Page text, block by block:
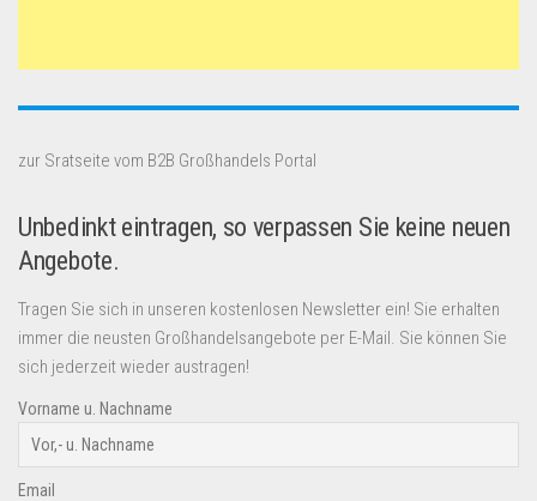
zur Sratseite vom B2B Großhandels Portal
Unbedinkt eintragen, so verpassen Sie keine neuen
Angebote.
Tragen Sie sich in unseren kostenlosen Newsletter ein! Sie erhalten
immer die neusten Großhandelsangebote per E-Mail. Sie können Sie
sich jederzeit wieder austragen!
Vorname u. Nachname
Email